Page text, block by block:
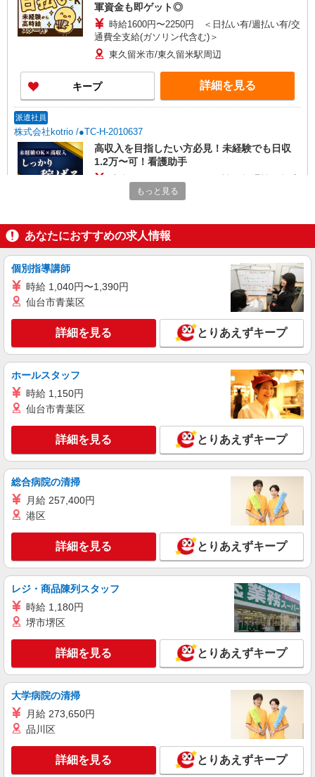
軍資金も即ゲット◎
時給1600円〜2250円 ＜日払い有/週払い有/交
通費全支給(ガソリン代含む)＞
東久留米市/東久留米駅周辺
キープ 詳細を見る
派遣社員
株式会社kotrio /●TC-H-2010637
高収入を目指したい方必見！未経験でも日収
1.2万〜可！看護助手
通費全支給(ガソリン代含む)＞
キープ
正社員
小規模多機能型居宅介護 せらび東久留米/1380000153-026
月給302,200円
東京都東久留米市上の原1-3-44 バス停「団地
入口」または「西友東久留米店前」下車後、徒歩2
分
キープ 詳細を見る
職業紹介
株式会社kotrio /●SW-S-2097351
東久留米駅│チーム医療の一員。未経験でも力
になれる看護助手
【正社員】月給240,000〜400,000円 ・基本
給：200,000円〜220,000円 ・資格手当：10,000〜
30,000円 ・役職手当：10,000〜70,000円 ・処遇改
善手当：20,000〜60,000円（勤続年数、保有資格
により変動） ・固定残業手当：20,000円（10時
間） ※固定残業時間を超過する場合には超過勤務
手当として別途支給 ・夜勤手当：10,000円/1回
（上記給与とは別に支給） 下記資格をお持ちの方
歓迎 ・認知症介護基礎研修 ・初任者研修 ・実務
者研修 ・介護福祉士 など
詳細を見る
派遣社員
株式会社kotrio /●TC-H-2010723
≪ひばりケ丘駅≫年齢不問！０からスタートで
時給1600円〜2250円 ＜日払い有/週払い有/交
通費全支給(ガソリン代含む)＞
東久留米市 交通費全額支給
キープ 詳細を見る
派遣社員
株式会社kotrio /●TC-H-1992994
ひばりケ丘駅＊看護助手＊日払いOK！推し活
の軍資金も即ゲット◎
もっと見る
あなたにおすすめの求人情報
個別指導講師
時給 1,040円〜1,390円
仙台市青葉区
詳細を見る とりあえずキープ
ホールスタッフ
時給 1,150円
仙台市青葉区
詳細を見る とりあえずキープ
総合病院の清掃
月給 257,400円
港区
詳細を見る とりあえずキープ
レジ・商品陳列スタッフ
時給 1,180円
堺市堺区
詳細を見る とりあえずキープ
大学病院の清掃
月給 273,650円
品川区
詳細を見る とりあえずキープ